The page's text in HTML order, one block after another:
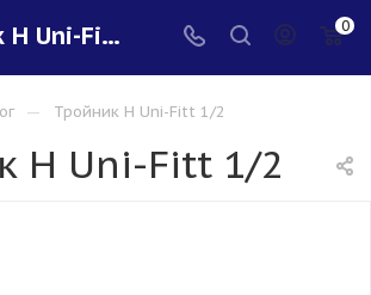
Тройник Н Uni-Fitt 1/2 - купить в интернет-магазине Santeh-svar 0
— Тройник Н Uni-Fitt 1/2
Н Uni-Fitt 1/2